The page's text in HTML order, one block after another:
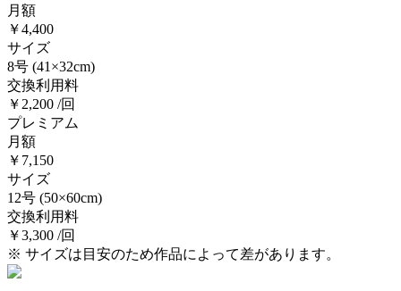
月額
￥4,400
サイズ
8号 (41×32cm)
交換利用料
￥2,200 /回
プレミアム
月額
￥7,150
サイズ
12号 (50×60cm)
交換利用料
￥3,300 /回
※ サイズは目安のため作品によって差があります。